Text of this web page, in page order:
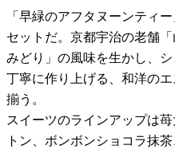
「早緑のアフタヌーンティ
セットだ。京都宇治の老舗
みどり」の風味を生かし、
丁寧に作り上げる、和洋の
揃う。
スイーツのラインアップは
トン、ボンボンショコラ抹